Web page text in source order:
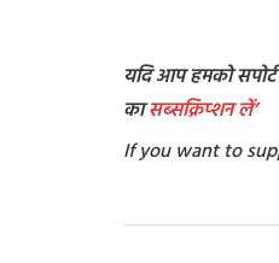
यदि आप हमको सपोर्ट
कासब्सक्रिप्शनलें’
If you want to